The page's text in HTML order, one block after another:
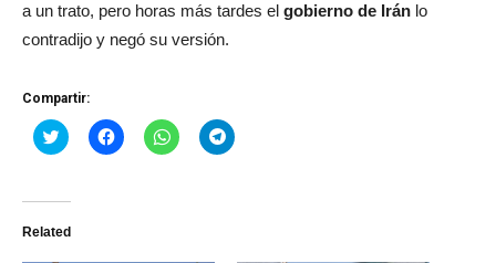
a un trato, pero horas más tardes el gobierno de Irán lo
contradijo y negó su versión.
Compartir:
Haz
clic
Twitter
abre
Haz
clic
Haz
clic
Haz
clic
Related